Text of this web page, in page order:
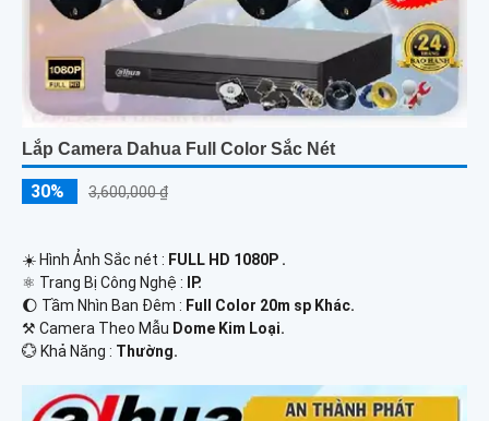
Lắp Camera Dahua Full Color Sắc Nét
30% 3,600,000 ₫
☀️ Hình Ảnh Sắc nét : FULL HD 1080P .
⚛️ Trang Bị Công Nghệ :
IP.
🌔 Tầm Nhìn Ban Đêm : Full Color 20m sp Khác.
⚒ Camera Theo Mẫu Dome Kim Loại.
️💮 Khả Năng : Thường.